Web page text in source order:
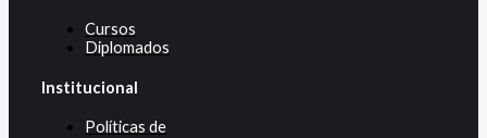
Cursos
Diplomados
Institucional
Políticas de